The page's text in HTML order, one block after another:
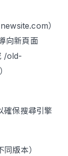
）
向新頁面
/old-
確保搜尋引擎
版本）